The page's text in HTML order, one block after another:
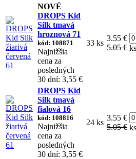
NOVÉ
DROPS Kid
Silk tmavá
hroznová 71
kód: 108871
Najnižšia
cena za
posledných
30 dní: 3,55 €
33 ks
3.55 €
5.05 € ks
DROPS Kid
Silk tmavá
fialová 16
kód: 108816
Najnižšia
cena za
posledných
30 dní: 3,55 €
24 ks
3.55 €
5.05 € ks